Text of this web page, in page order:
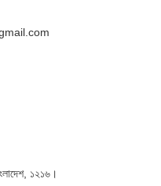
১২১৬।